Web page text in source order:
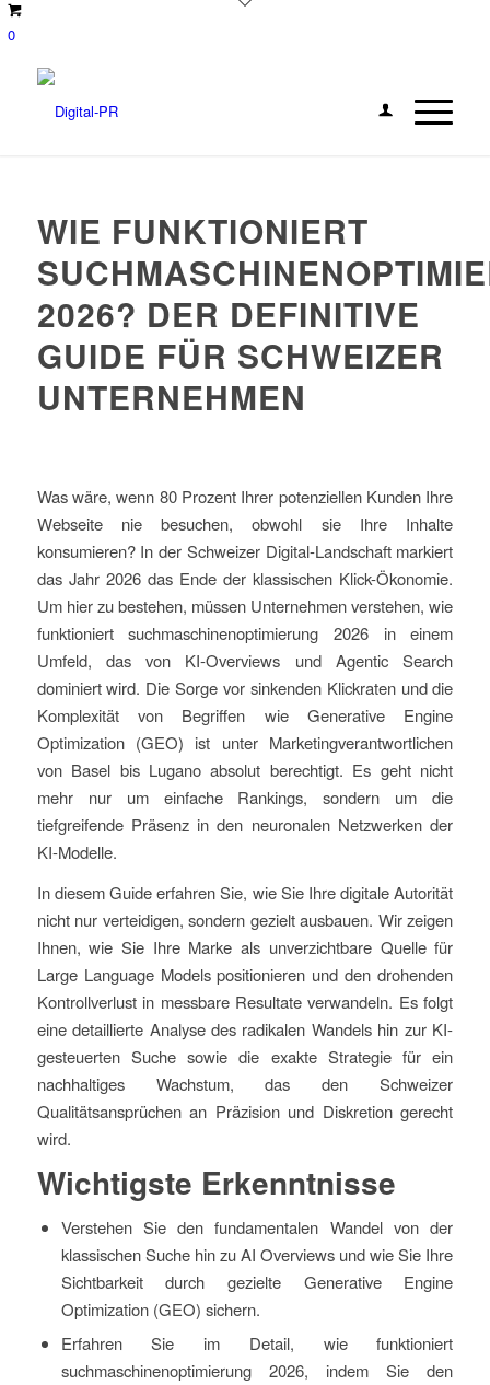
0
WIE FUNKTIONIERT
2026? DER DEFINITIVE
GUIDE FÜR SCHWEIZER
UNTERNEHMEN
Was wäre, wenn 80 Prozent Ihrer potenziellen Kunden Ihre
Webseite nie besuchen, obwohl sie Ihre Inhalte
konsumieren? In der Schweizer Digital-Landschaft markiert
das Jahr 2026 das Ende der klassischen Klick-Ökonomie.
Um hier zu bestehen, müssen Unternehmen verstehen, wie
funktioniert suchmaschinenoptimierung 2026 in einem
Umfeld, das von KI-Overviews und Agentic Search
dominiert wird. Die Sorge vor sinkenden Klickraten und die
Komplexität von Begriffen wie Generative Engine
Optimization (GEO) ist unter Marketingverantwortlichen
von Basel bis Lugano absolut berechtigt. Es geht nicht
mehr nur um einfache Rankings, sondern um die
tiefgreifende Präsenz in den neuronalen Netzwerken der
KI-Modelle.
In diesem Guide erfahren Sie, wie Sie Ihre digitale Autorität
nicht nur verteidigen, sondern gezielt ausbauen. Wir zeigen
Ihnen, wie Sie Ihre Marke als unverzichtbare Quelle für
Large Language Models positionieren und den drohenden
Kontrollverlust in messbare Resultate verwandeln. Es folgt
eine detaillierte Analyse des radikalen Wandels hin zur KI-
gesteuerten Suche sowie die exakte Strategie für ein
nachhaltiges Wachstum, das den Schweizer
Qualitätsansprüchen an Präzision und Diskretion gerecht
wird.
Wichtigste Erkenntnisse
Verstehen Sie den fundamentalen Wandel von der
klassischen Suche hin zu AI Overviews und wie Sie Ihre
Sichtbarkeit durch gezielte Generative Engine
Optimization (GEO) sichern.
Erfahren Sie im Detail, wie funktioniert
suchmaschinenoptimierung 2026, indem Sie den